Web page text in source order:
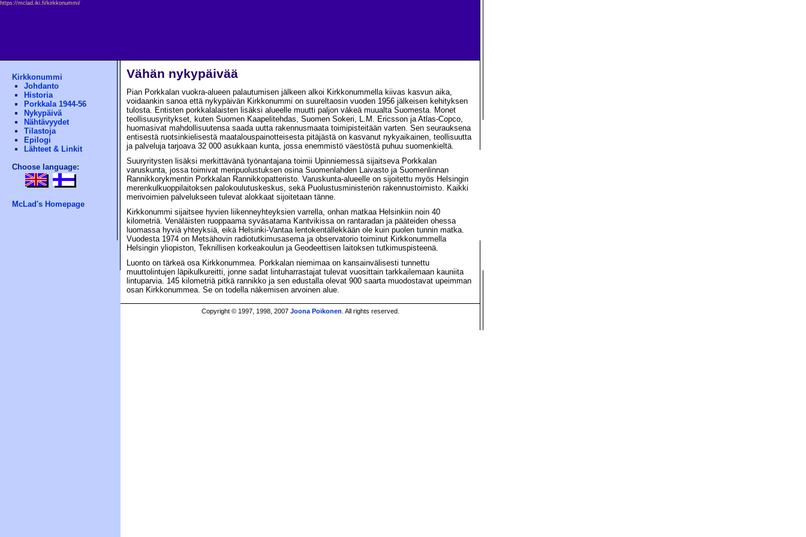
https://mclad.iki.fi/kirkkonummi/
Kirkkonummi
Johdanto
Historia
Porkkala 1944-56
Nykypäivä
Nähtävyydet
Tilastoja
Epilogi
Lähteet & Linkit
Choose language:
McLad's Homepage
Vähän nykypäivää
Pian Porkkalan vuokra-alueen palautumisen jälkeen alkoi Kirkkonummella kiivas kasvun aika,
voidaankin sanoa että nykypäivän Kirkkonummi on suureltaosin vuoden 1956 jälkeisen kehityksen
tulosta. Entisten porkkalalaisten lisäksi alueelle muutti paljon väkeä muualta Suomesta. Monet
teollisuusyritykset, kuten Suomen Kaapelitehdas, Suomen Sokeri, L.M. Ericsson ja Atlas-Copco,
huomasivat mahdollisuutensa saada uutta rakennusmaata toimipisteitään varten. Sen seurauksena
entisestä ruotsinkielisestä maatalouspainotteisesta pitäjästä on kasvanut nykyaikainen, teollisuutta
ja palveluja tarjoava 32 000 asukkaan kunta, jossa enemmistö väestöstä puhuu suomenkieltä.
Suuryritysten lisäksi merkittävänä työnantajana toimii Upinniemessä sijaitseva Porkkalan
varuskunta, jossa toimivat meripuolustuksen osina Suomenlahden Laivasto ja Suomenlinnan
Rannikkorykmentin Porkkalan Rannikkopatteristo. Varuskunta-alueelle on sijoitettu myös Helsingin
merenkulkuoppilaitoksen palokoulutuskeskus, sekä Puolustusministeriön rakennustoimisto. Kaikki
merivoimien palvelukseen tulevat alokkaat sijoitetaan tänne.
Kirkkonummi sijaitsee hyvien liikenneyhteyksien varrella, onhan matkaa Helsinkiin noin 40
kilometriä. Venäläisten ruoppaama syväsatama Kantvikissa on rantaradan ja pääteiden ohessa
luomassa hyviä yhteyksiä, eikä Helsinki-Vantaa lentokentällekkään ole kuin puolen tunnin matka.
Vuodesta 1974 on Metsähovin radiotutkimusasema ja observatorio toiminut Kirkkonummella
Helsingin yliopiston, Teknillisen korkeakoulun ja Geodeettisen laitoksen tutkimuspisteenä.
Luonto on tärkeä osa Kirkkonummea. Porkkalan niemimaa on kansainvälisesti tunnettu
muuttolintujen läpikulkureitti, jonne sadat lintuharrastajat tulevat vuosittain tarkkailemaan kauniita
lintuparvia. 145 kilometriä pitkä rannikko ja sen edustalla olevat 900 saarta muodostavat upeimman
osan Kirkkonummea. Se on todella näkemisen arvoinen alue.
Copyright © 1997, 1998, 2007 Joona Poikonen . All rights reserved.